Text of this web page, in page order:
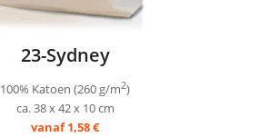
23-Sydney
100% Katoen (260 g/m2)
ca. 38 x 42 x 10 cm
vanaf 1,58 €